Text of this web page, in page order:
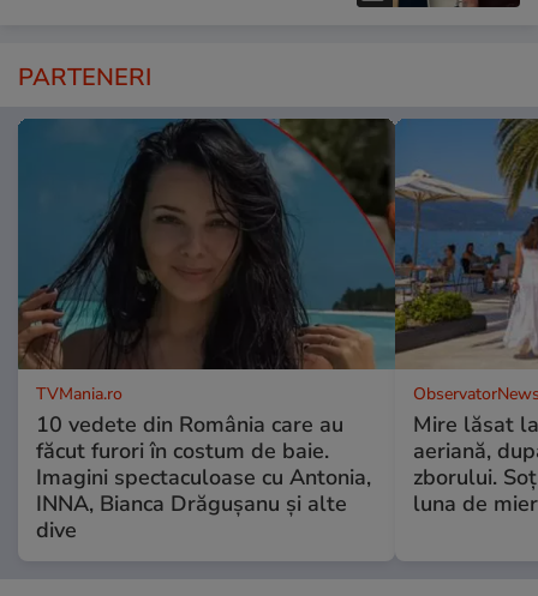
PARTENERI
TVMania.ro
10 vedete din România care au
făcut furori în costum de baie.
Imagini spectaculoase cu Antonia,
INNA, Bianca Drăgușanu și alte
dive
Mire lăsat
aeriană,
zborului.
luna de